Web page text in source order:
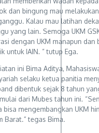
dan bingung mau
Kalau mau latihan
yang lain. Semoga UKM
dengan UKM manapun dan
untuk IAIN. ” tutup Ega.
ini Bima Aditya,
selaku ketua panitia
dibentuk sejak 8 tahun
dari Mubes tahun ini.
bisa mengembangkan UKM
Barat.” tegas Bima.